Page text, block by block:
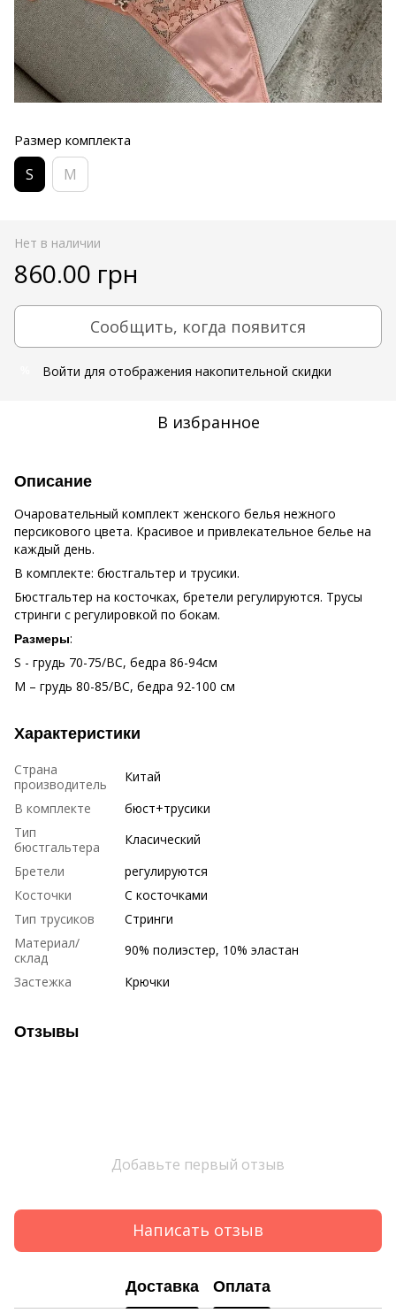
Размер комплекта
S M
Нет в наличии
860.00 грн
Сообщить, когда появится
Войти для отображения накопительной скидки
В избранное
Описание
Очаровательный комплект женского белья нежного
персикового цвета. Красивое и привлекательное белье на
каждый день.
В комплекте: бюстгальтер и трусики.
Бюстгальтер на косточках, бретели регулируются. Трусы
стринги с регулировкой по бокам.
Размеры:
S - грудь 70-75/ВС, бедра 86-94см
М – грудь 80-85/ВС, бедра 92-100 см
Характеристики
Страна
производитель
Китай
В комплекте
бюст+трусики
Тип
бюстгальтера
Класический
Бретели
регулируются
Косточки
С косточками
Тип трусиков
Стринги
Материал/
склад
90% полиэстер, 10% эластан
Застежка
Крючки
Отзывы
Добавьте первый отзыв
Написать отзыв
Доставка Оплата